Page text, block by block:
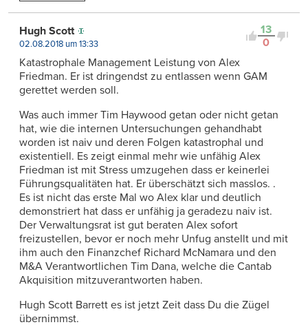
13
0
Hugh Scott
02.08.2018 um 13:33
Katastrophale Management Leistung von Alex
Friedman. Er ist dringendst zu entlassen wenn GAM
gerettet werden soll.
Was auch immer Tim Haywood getan oder nicht getan
hat, wie die internen Untersuchungen gehandhabt
worden ist naiv und deren Folgen katastrophal und
existentiell. Es zeigt einmal mehr wie unfähig Alex
Friedman ist mit Stress umzugehen dass er keinerlei
Führungsqualitäten hat. Er überschätzt sich masslos. .
Es ist nicht das erste Mal wo Alex klar und deutlich
demonstriert hat dass er unfähig ja geradezu naiv ist.
Der Verwaltungsrat ist gut beraten Alex sofort
freizustellen, bevor er noch mehr Unfug anstellt und mit
ihm auch den Finanzchef Richard McNamara und den
M&A Verantwortlichen Tim Dana, welche die Cantab
Akquisition mitzuverantworten haben.
Hugh Scott Barrett es ist jetzt Zeit dass Du die Zügel
übernimmst.